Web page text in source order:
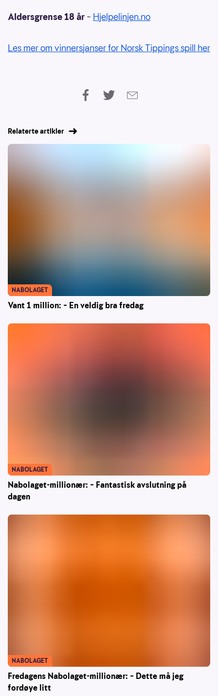
Aldersgrense 18 år – Hjelpelinjen.no
Les mer om vinnersjanser for Norsk Tippings spill her
Relaterte artikler
Vant 1 million: – En veldig bra fredag
NABOLAGET
Nabolaget-millionær: – Fantastisk avslutning på
dagen
NABOLAGET
Fredagens Nabolaget-millionær: – Dette må jeg
fordøye litt
NABOLAGET